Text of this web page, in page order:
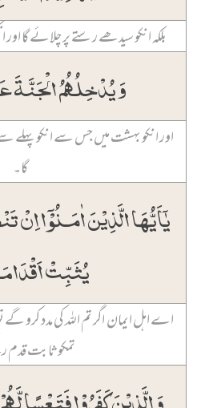
بلکہ انکو سیدھے رستے پر چلائے گا
وَ یُدۡخِلُہُمُ الۡجَنَّۃَ
اور انکو بہشت میں جس سے انکو
گا۔
یٰۤاَیُّہَا الَّذِیۡنَ اٰمَنُوۡۤا اِنۡ
یُثَبِّتۡ
اے اہل ایمان اگر تم اللہ کی مدد کرو
تمکو ثابت قدم